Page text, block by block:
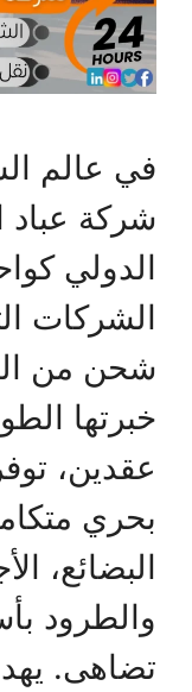
في عالم
شركة
الدولي
الشركات
شحن من
خبرتها
عقدين،
بحري
البضائع،
والطرود
تضاهى.